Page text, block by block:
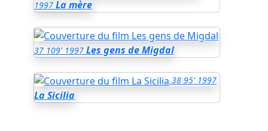
1997 La mère
37 109' 1997 Les gens de Migdal
38 95' 1997
La Sicilia